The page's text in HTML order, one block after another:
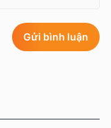
Gửi bình luận